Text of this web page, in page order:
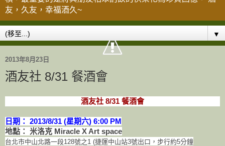
友，久友，幸福酒久~
▼
2013年8月23日
酒友社 8/31 餐酒會
酒友社 8/31 餐酒會
日期： 2013/8/31 (星期六) 6:00 PM
地點： 米洛克 Miracle X Art space
台北市中山北路一段128號之1 (捷運中山站3號出口，步行約5分鐘